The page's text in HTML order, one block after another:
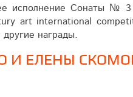
исполнение Сонаты №
art international
награды.
И ЕЛЕНЫ